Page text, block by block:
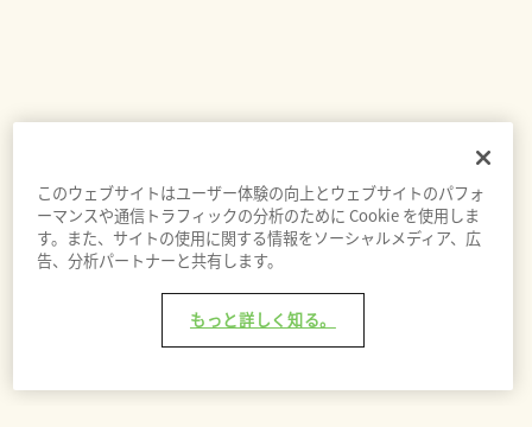
このウェブサイトはユーザー体験の向上とウェブサイトのパフォ
ーマンスや通信トラフィックの分析のために Cookie を使用しま
す。また、サイトの使用に関する情報をソーシャルメディア、広
告、分析パートナーと共有します。
もっと詳しく知る。